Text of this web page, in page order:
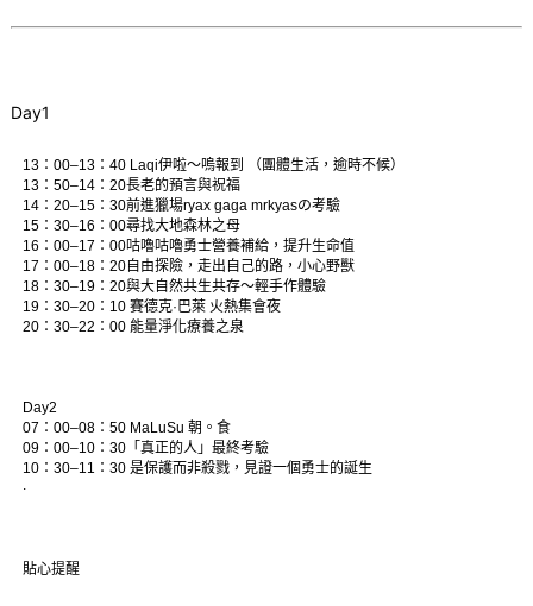
Day1
13：00–13：40 Laqi伊啦～嗚報到 （團體生活，逾時不候）
13：50–14：20長老的預言與祝福
14：20–15：30前進獵場ryax gaga mrkyasの考驗
15：30–16：00尋找大地森林之母
16：00–17：00咕嚕咕嚕勇士營養補給，提升生命值
17：00–18：20自由探險，走出自己的路，小心野獸
18：30–19：20與大自然共生共存～輕手作體驗
19：30–20：10 賽德克·巴萊 火熱集會夜
20：30–22：00 能量淨化療養之泉
Day2
07：00–08：50 MaLuSu 朝。食
09：00–10：30「真正的人」最終考驗
10：30–11：30 是保護而非殺戮，見證一個勇士的誕生
.
貼心提醒